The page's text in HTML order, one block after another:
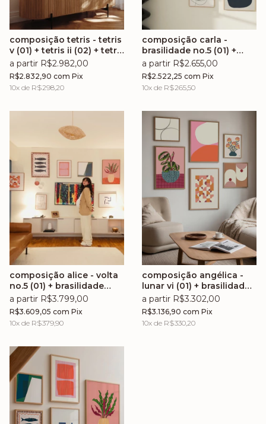
composição tetris - tetris
v (01) + tetris ii (02) + tetris
i (03) + tetris iii (04) +
tetris ix (05) + tetris iv (06)
a partir R$2.982,00
R$2.832,90 com Pix
10x de R$298,20
composição carla -
brasilidade no.5 (01) +
chiclete no.16 (02) +
atalho vii (03) + atalho ix
(04) + atalho iii (05)
a partir R$2.655,00
R$2.522,25 com Pix
10x de R$265,50
composição alice - volta
no.5 (01) + brasilidade
no.5 (02) + chiclete no.14
(03) + granizo no.5 (04) +
brasilidade no.1 (05) +
volta no.19 (06) +
a partir R$3.799,00
R$3.609,05 com Pix
10x de R$379,90
composição angélica -
lunar vi (01) + brasilidade
no.2 (02) + chiclete no.10
(03) + volta no.5 (04) +
floralis no.3 (05) + arcado
ii (06)
a partir R$3.302,00
R$3.136,90 com Pix
10x de R$330,20